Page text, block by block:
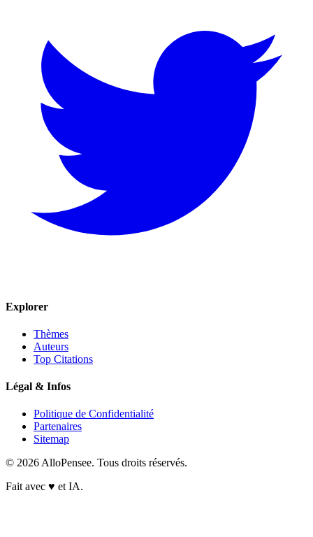
Explorer
Thèmes
Auteurs
Top Citations
Légal & Infos
Politique de Confidentialité
Partenaires
Sitemap
© 2026 AlloPensee. Tous droits réservés.
Fait avec ♥ et IA.